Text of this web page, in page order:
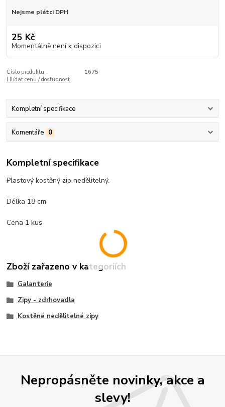
Nejsme plátci DPH
25 Kč
Momentálně není k dispozici
Číslo produktu:
1675
Hlídat cenu / dostupnost
Kompletní specifikace
Komentáře 0
Kompletní specifikace
Plastový kostěný zip nedělitelný.
Délka 18 cm
Cena 1 kus
Zboží zařazeno v kategoriích
Galanterie
Zipy - zdrhovadla
Kostěné nedělitelné zipy
Nepropásněte novinky, akce a
slevy!